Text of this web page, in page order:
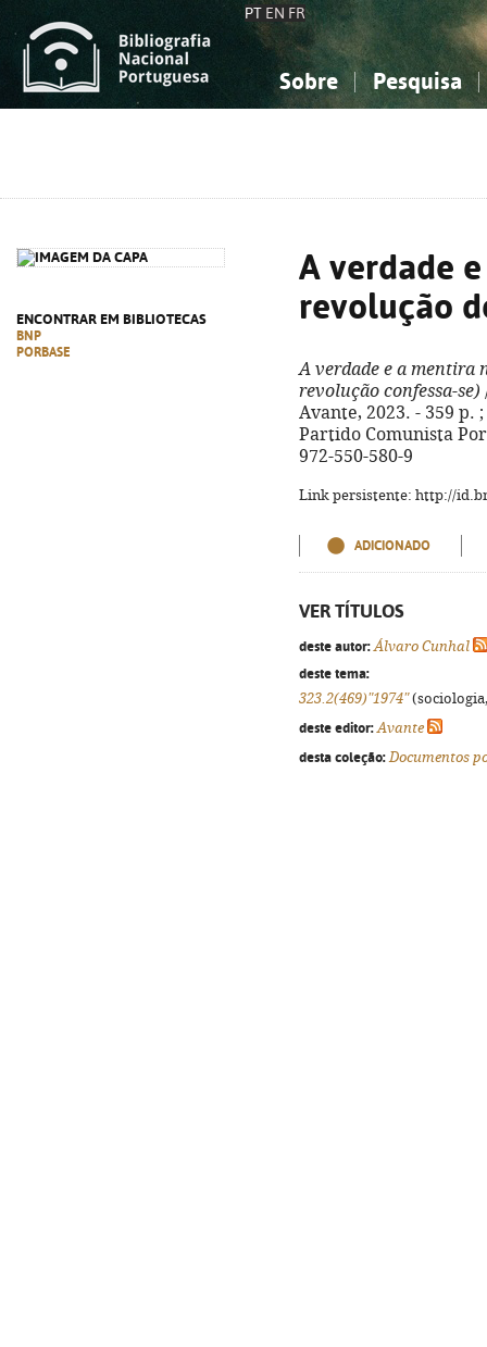
PT EN FR
Sobre Pesquisa
ENCONTRAR EM BIBLIOTECAS
BNP
PORBASE
A verdade
revolução
A verdade e a mentira
revolução confessa-se)
Avante, 2023. - 359 p.
Partido Comunista
972-550-580-9
Link persistente: http://
ADICIONADO
VER TÍTULOS
deste autor: Álvaro Cunhal
deste tema:
323.2(469)"1974"
deste editor: Avante
desta coleção: Documentos